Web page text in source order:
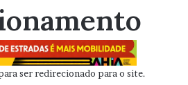
ser redirecionado para o site.